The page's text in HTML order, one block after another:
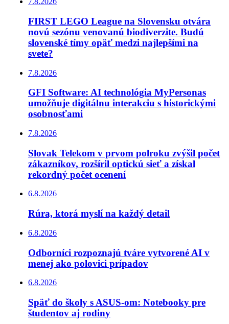
FIRST LEGO League na Slovensku otvára
novú sezónu venovanú biodiverzite. Budú
slovenské tímy opäť medzi najlepšími na
svete?
7.8.2026
GFI Software: AI technológia MyPersonas
umožňuje digitálnu interakciu s historickými
osobnosťami
7.8.2026
Slovak Telekom v prvom polroku zvýšil počet
zákazníkov, rozšíril optickú sieť a získal
rekordný počet ocenení
6.8.2026
Rúra, ktorá myslí na každý detail
6.8.2026
Odborníci rozpoznajú tváre vytvorené AI v
menej ako polovici prípadov
6.8.2026
Späť do školy s ASUS-om: Notebooky pre
študentov aj rodiny